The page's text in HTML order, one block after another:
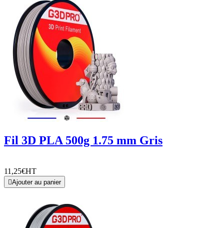
Fil 3D PLA 500g 1.75 mm Gris
11,25€HT
Ajouter au panier